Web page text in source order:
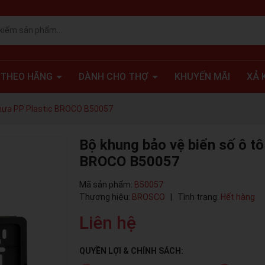
HÃNG DÀNH CHO THỢ KHUYẾN MÃI XẢ
PP Plastic BROCO B50057
Bộ khung bảo vệ biển số ô
BROCO B50057
Mã sản phẩm: B50057
Thương hiệu: BROSCO Tình trạng: Hết hàng
Liên hệ
QUYỀN LỢI & CHÍNH SÁCH: